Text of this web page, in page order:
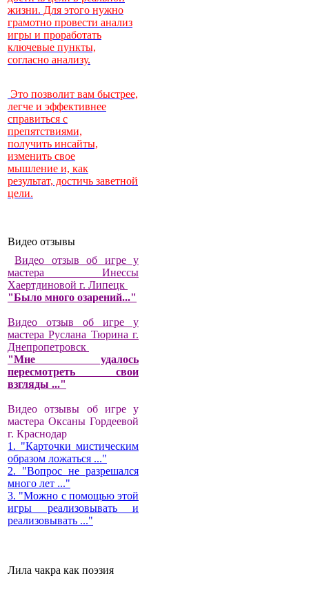
жизни. Для этого нужно
грамотно провести анализ
игры и проработать
ключевые пункты,
согласно анализу.
Это позволит вам быстрее,
легче и эффективнее
справиться с
препятствиями,
получить инсайты,
изменить свое
мышление и, как
результат, достичь заветной
цели.
Видео отзывы
Видео отзыв об игре у
мастера Инессы
Хаертдиновой г. Липецк
"Было много озарений..."
Видео отзыв об игре у
мастера Руслана Тюрина г.
Днепропетровск
"Мне удалось
пересмотреть свои
взгляды ..."
Видео отзывы об игре у
мастера Оксаны Гордеевой
г. Краснодар
1. "Карточки мистическим
образом ложаться ..."
2. "Вопрос не разрешался
много лет ..."
3. "Можно с помощью этой
игры реализовывать и
реализовывать ..."
Лила чакра как поэзия